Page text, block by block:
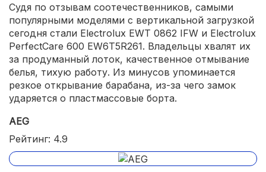
Судя по отзывам соотечественников, самыми
популярными моделями с вертикальной загрузкой
сегодня стали Electrolux EWT 0862 IFW и Electrolux
PerfectCare 600 EW6T5R261. Владельцы хвалят их
за продуманный лоток, качественное отмывание
белья, тихую работу. Из минусов упоминается
резкое открывание барабана, из-за чего замок
ударяется о пластмассовые борта.
AEG
Рейтинг: 4.9